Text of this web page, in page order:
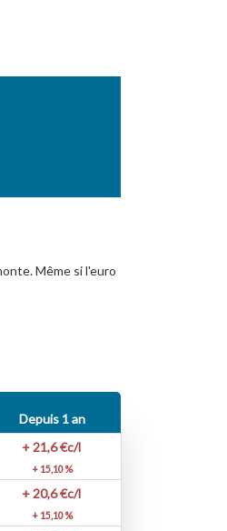
Même si l'euro
Depuis 1 an
+ 21,6€c/l
+ 15,10 %
+ 20,6€c/l
+ 15,10 %